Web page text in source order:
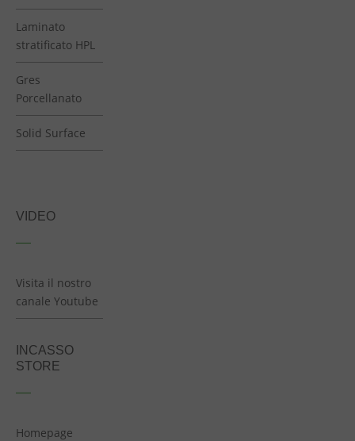
Laminato
stratificato HPL
Gres
Porcellanato
Solid Surface
VIDEO
Visita il nostro
canale Youtube
INCASSO
STORE
Homepage